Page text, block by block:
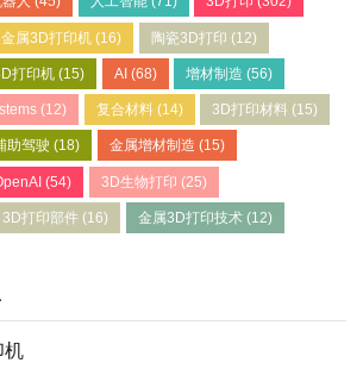
金属3D打印机 (16) 陶瓷3D打印 (12)
打印机 (15) AI(68) 增材制造 (56)
(12) 复合材料(14) 3D打印材料 (15)
助驾驶 (18) 金属增材制造 (15)
(54) 3D生物打印 (25)
3D打印部件 (16) 金属3D打印技术(12)